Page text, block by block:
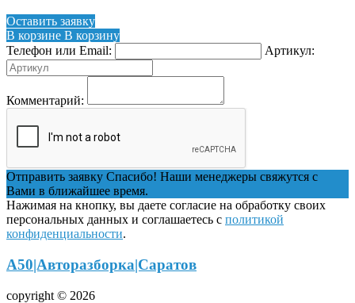
Оставить заявку
В корзине В корзину
Телефон или Email:
Артикул:
Комментарий:
Отправить заявку Спасибо! Наши менеджеры свяжутся с
Вами в ближайшее время.
Нажимая на кнопку, вы даете согласие на обработку своих
персональных данных и соглашаетесь с политикой
конфиденциальности.
А50|Авторазборка|Саратов
copyright © 2026